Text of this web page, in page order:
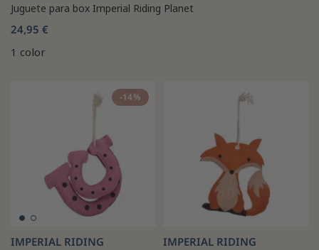
Juguete para box Imperial Riding Planet
24,95 €
1 color
-14%
IMPERIAL RIDING IMPERIAL RIDING